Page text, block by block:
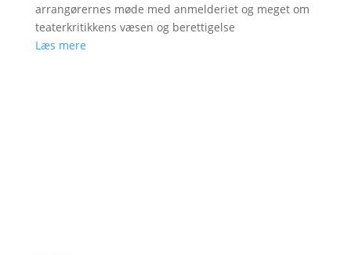
arrangørernes møde med anmelderiet og meget om
teaterkritikkens væsen og berettigelse
Læs mere